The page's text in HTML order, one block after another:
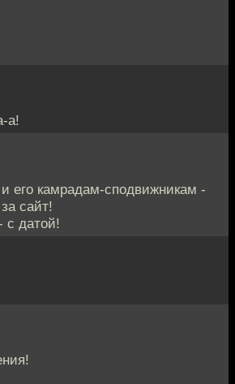
а!
камрадам-сподвижникам -
сайт!
с датой!